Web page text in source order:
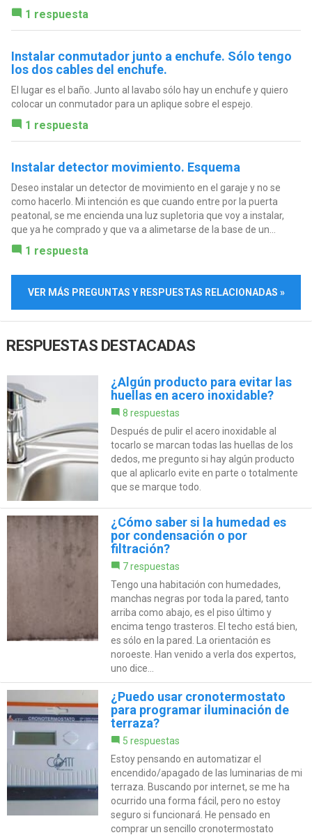
1 respuesta
Instalar conmutador junto a enchufe. Sólo tengo
los dos cables del enchufe.
El lugar es el baño. Junto al lavabo sólo hay un enchufe y quiero
colocar un conmutador para un aplique sobre el espejo.
1 respuesta
Instalar detector movimiento. Esquema
Deseo instalar un detector de movimiento en el garaje y no se
como hacerlo. Mi intención es que cuando entre por la puerta
peatonal, se me encienda una luz supletoria que voy a instalar,
que ya he comprado y que va a alimetarse de la base de un...
1 respuesta
VER MÁS PREGUNTAS Y RESPUESTAS RELACIONADAS »
RESPUESTAS DESTACADAS
¿Algún producto para evitar las
huellas en acero inoxidable?
8 respuestas
Después de pulir el acero inoxidable al
tocarlo se marcan todas las huellas de los
dedos, me pregunto si hay algún producto
que al aplicarlo evite en parte o totalmente
que se marque todo.
¿Cómo saber si la humedad es
por condensación o por
filtración?
7 respuestas
Tengo una habitación con humedades,
manchas negras por toda la pared, tanto
arriba como abajo, es el piso último y
encima tengo trasteros. El techo está bien,
es sólo en la pared. La orientación es
noroeste. Han venido a verla dos expertos,
uno dice...
¿Puedo usar cronotermostato
para programar iluminación de
terraza?
5 respuestas
Estoy pensando en automatizar el
encendido/apagado de las luminarias de mi
terraza. Buscando por internet, se me ha
ocurrido una forma fácil, pero no estoy
seguro si funcionará. He pensado en
comprar un sencillo cronotermostato